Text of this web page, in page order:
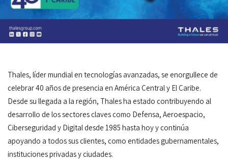
Thales, líder mundial en tecnologías avanzadas, se enorgullece de
celebrar 40 años de presencia en América Central y El Caribe.
Desde su llegada a la región, Thales ha estado contribuyendo al
desarrollo de los sectores claves como Defensa, Aeroespacio,
Ciberseguridad y Digital desde 1985 hasta hoy y continúa
apoyando a todos sus clientes, como entidades gubernamentales,
instituciones privadas y ciudades.